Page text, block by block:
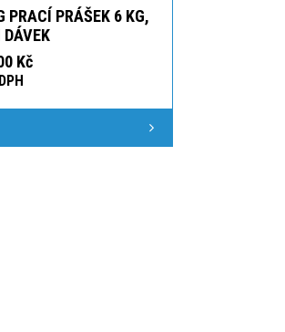
PRACÍ PRÁŠEK 6 KG,
Kč